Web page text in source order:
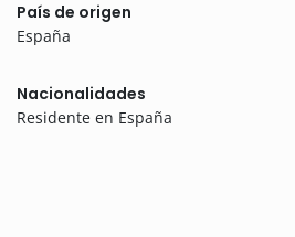
País de origen
España
Nacionalidades
Residente en España